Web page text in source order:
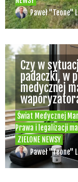
Kryminalne Zagadki
Zielonego Świata
NEWSY
38-latek
włókniste.
powiódł
Paweł "Teone"
Czy w